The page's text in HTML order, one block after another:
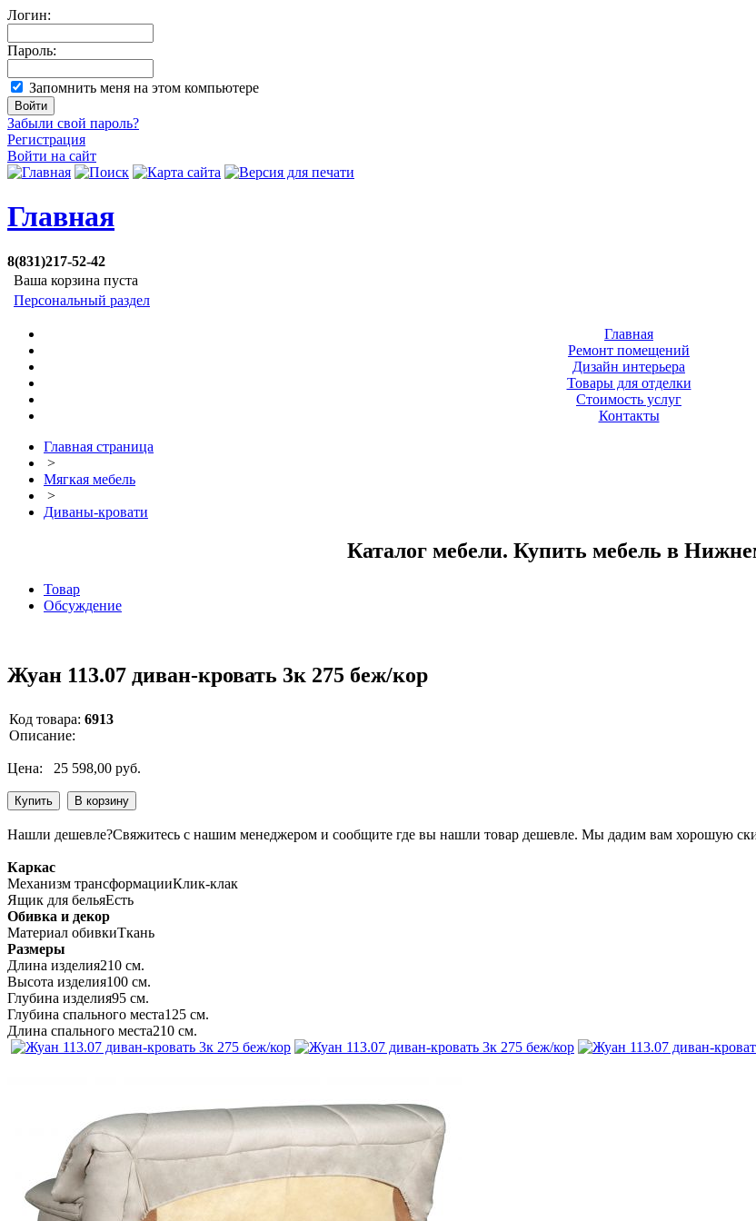
Логин:
Пароль:
Запомнить меня на этом компьютере
Забыли свой пароль?
Регистрация
Войти на сайт
Главная
8(831)217-52-42
Ваша корзина пуста
Персональный раздел
Главная
Ремонт помещений
Дизайн интерьера
Товары для отделки
Стоимость услуг
Контакты
Главная страница
>
Мягкая мебель
>
Диваны-кровати
Каталог мебели. Купить мебель в
Товар
Обсуждение
Жуан 113.07 диван-кровать 3к 275 беж/кор
Код товара: 6913
Описание:
Цена: 25 598,00 руб.
Нашли дешевле?Свяжитесь с нашим менеджером и сообщите где вы нашли товар дешевле. Мы дадим вам хорошую
Каркас
Механизм трансформацииКлик-клак
Ящик для бельяЕсть
Обивка и декор
Материал обивкиТкань
Размеры
Длина изделия210 см.
Высота изделия100 см.
Глубина изделия95 см.
Глубина спального места125 см.
Длина спального места210 см.